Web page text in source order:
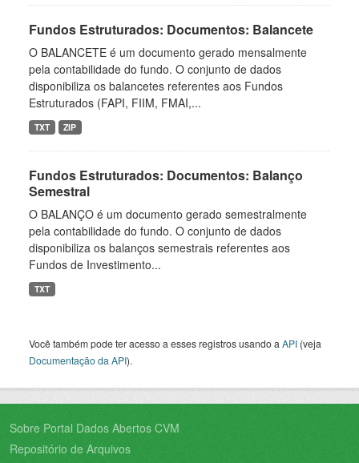
Fundos Estruturados: Documentos: Balancete
O BALANCETE é um documento gerado mensalmente
pela contabilidade do fundo. O conjunto de dados
disponibiliza os balancetes referentes aos Fundos
Estruturados (FAPI, FIIM, FMAI,...
TXT ZIP
Fundos Estruturados: Documentos: Balanço
Semestral
O BALANÇO é um documento gerado semestralmente
pela contabilidade do fundo. O conjunto de dados
disponibiliza os balanços semestrais referentes aos
Fundos de Investimento...
TXT
Você também pode ter acesso a esses registros usando a API (veja
Documentação da API).
Sobre Portal Dados Abertos CVM
Repositório de Arquivos